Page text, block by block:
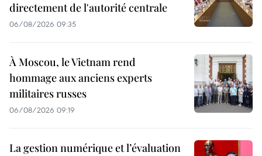
directement de l'autorité centrale
06/08/2026 09:35
À Moscou, le Vietnam rend
hommage aux anciens experts
militaires russes
06/08/2026 09:19
La gestion numérique et l’évaluation